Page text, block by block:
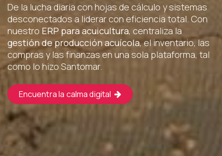
De la lucha diaria con hojas de cálculo y sistemas
desconectados a liderar con eficiencia total. Con
nuestro ERP para acuicultura, centraliza la
gestión de producción acuícola, el inventario, las
compras y las finanzas en una sola plataforma, tal
como lo hizo Santomar.​
Encuentra la calma digital